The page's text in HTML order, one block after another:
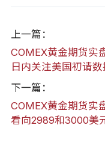
上一篇：
COMEX黄金期货实
日内关注美国初请数
下一篇：
COMEX黄金期货实
看向2989和3000美